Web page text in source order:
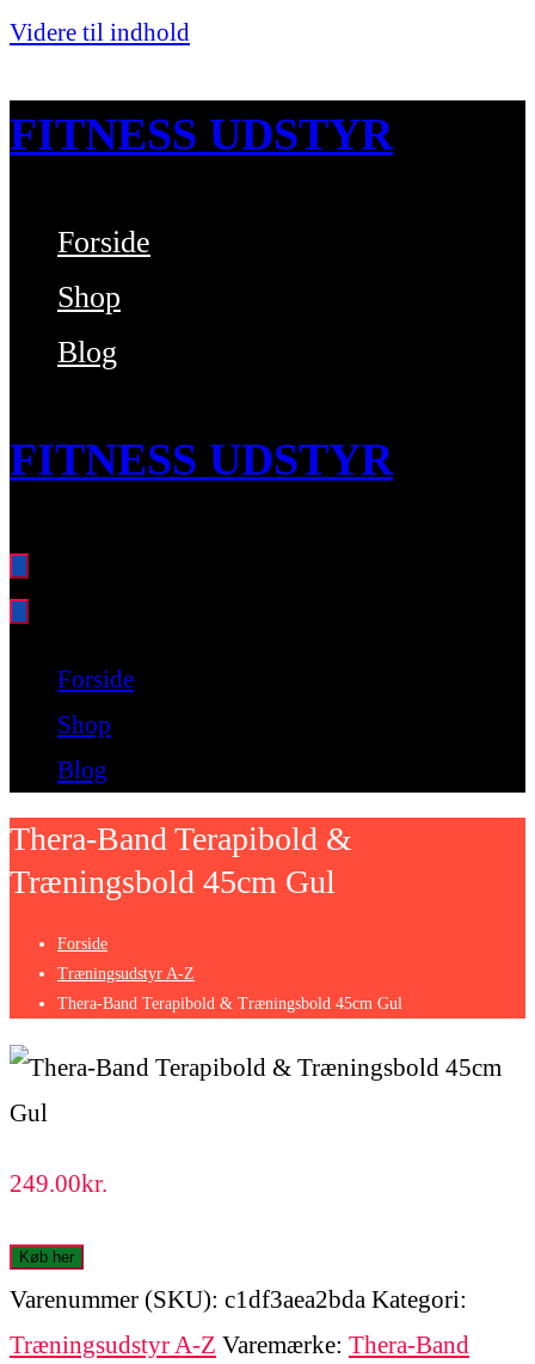
Videre til indhold
FITNESS UDSTYR
Bare endnu et fitness websted
Forside
Shop
Blog
FITNESS UDSTYR
Bare endnu et fitness websted
Forside
Shop
Blog
Thera-Band Terapibold &
Træningsbold 45cm Gul
Forside
Træningsudstyr A-Z
Thera-Band Terapibold & Træningsbold 45cm Gul
249.00kr.
Køb her
Varenummer (SKU): c1df3aea2bda Kategori:
Træningsudstyr A-Z Varemærke: Thera-Band